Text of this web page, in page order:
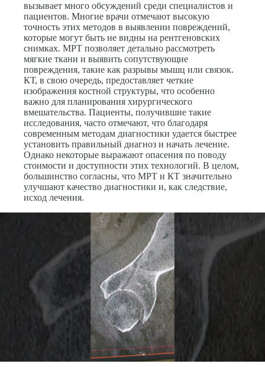
вызывает много обсуждений среди специалистов и
пациентов. Многие врачи отмечают высокую
точность этих методов в выявлении повреждений,
которые могут быть не видны на рентгеновских
снимках. МРТ позволяет детально рассмотреть
мягкие ткани и выявить сопутствующие
повреждения, такие как разрывы мышц или связок.
КТ, в свою очередь, предоставляет четкие
изображения костной структуры, что особенно
важно для планирования хирургического
вмешательства. Пациенты, получившие такие
исследования, часто отмечают, что благодаря
современным методам диагностики удается быстрее
установить правильный диагноз и начать лечение.
Однако некоторые выражают опасения по поводу
стоимости и доступности этих технологий. В целом,
большинство согласны, что МРТ и КТ значительно
улучшают качество диагностики и, как следствие,
исход лечения.